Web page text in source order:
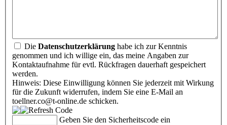
Die Datenschutzerklärung habe ich zur Kenntnis
genommen und ich willige ein, das meine Angaben zur
Kontaktaufnahme für evtl. Rückfragen dauerhaft gespeichert
werden.
Hinweis: Diese Einwilligung können Sie jederzeit mit Wirkung
für die Zukunft widerrufen, indem Sie eine E-Mail an
toellner.co@t-online.de schicken.
Geben Sie den Sicherheitscode ein